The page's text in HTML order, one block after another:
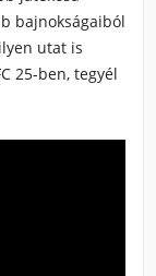
bajnokságaiból
utat is
25-ben, tegyél